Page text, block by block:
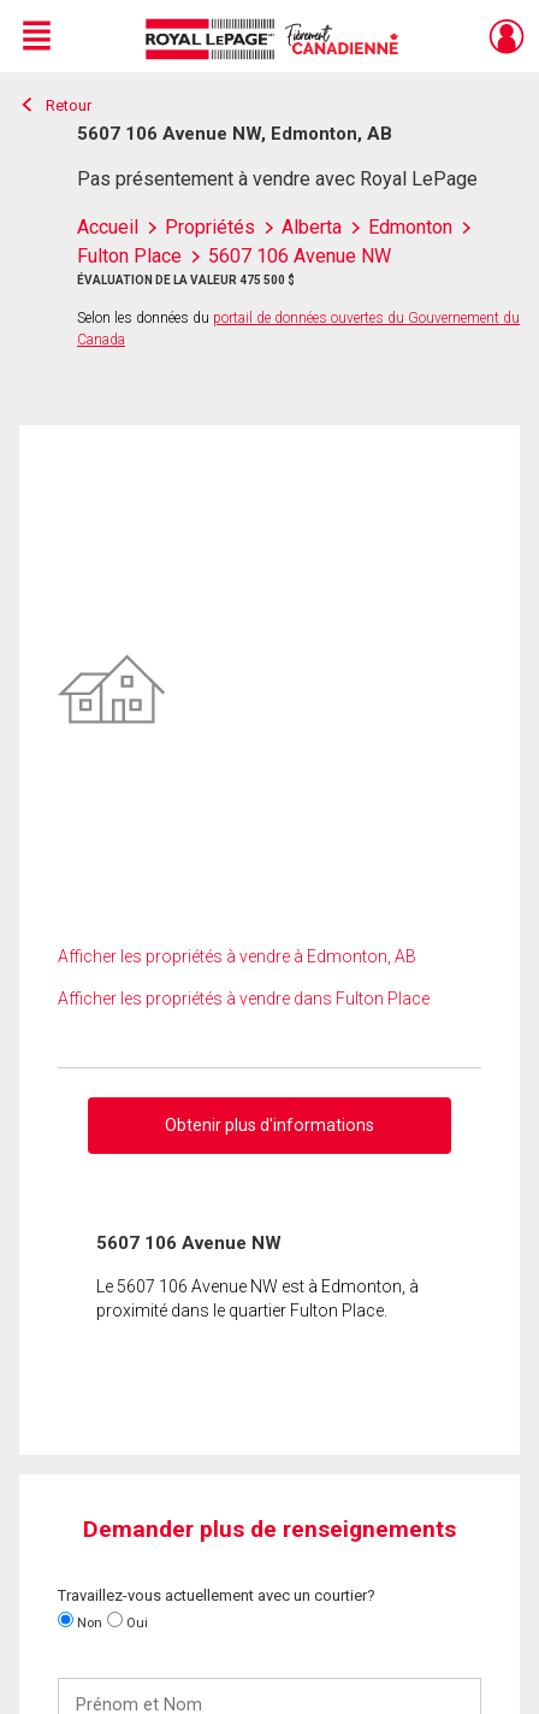
Live
En Direct
Menu
Retour
5607 106 Avenue NW, Edmonton, AB
Pas présentement à vendre avec Royal LePage
Accueil Propriétés Alberta
Edmonton
Fulton Place
5607 106 Avenue NW
ÉVALUATION DE LA VALEUR 475 500 $
Selon les données du portail de données ouvertes du Gouvernement du
Canada
Afficher les propriétés à vendre à Edmonton, AB
Afficher les propriétés à vendre dans Fulton Place
Obtenir plus d'informations
5607 106 Avenue NW
Le 5607 106 Avenue NW est à Edmonton, à
proximité dans le quartier Fulton Place.
Demander plus de renseignements
Travaillez-vous actuellement avec un courtier?
Non Oui